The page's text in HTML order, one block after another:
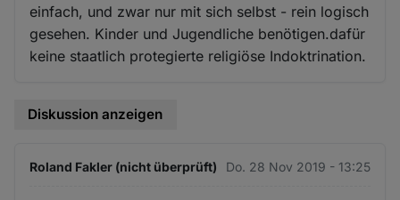
einfach, und zwar nur mit sich selbst - rein logisch
gesehen. Kinder und Jugendliche benötigen.dafür
keine staatlich protegierte religiöse Indoktrination.
Diskussion anzeigen
Roland Fakler (nicht überprüft) Do. 28 Nov 2019 - 13:25